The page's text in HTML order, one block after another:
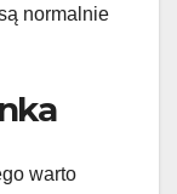
normalnie
warto